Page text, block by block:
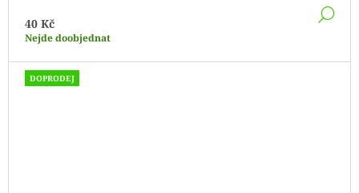
40 Kč
Nejde doobjednat
DOPRODEJ